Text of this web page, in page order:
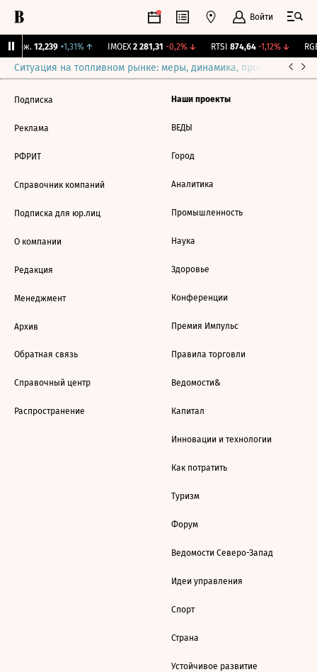
Войти
Бирж. 12,239 +1,31%↑ IMOEX 2 281,31 -0,2%↓ RTSI 874,64 -1,12%↓
Ситуация на топливном рынке: меры, динамика, прогнозы
Подписка
Реклама
РФРИТ
Справочник компаний
Подписка для юр.лиц
О компании
Редакция
Менеджмент
Архив
Обратная связь
Справочный центр
Распространение
Наши проекты
ВЕДЫ
Город
Аналитика
Промышленность
Наука
Здоровье
Конференции
Премия Импульс
Правила торговли
Ведомости&
Капитал
Инновации и технологии
Как потратить
Туризм
Форум
Ведомости Северо-Запад
Идеи управления
Спорт
Страна
Устойчивое развитие